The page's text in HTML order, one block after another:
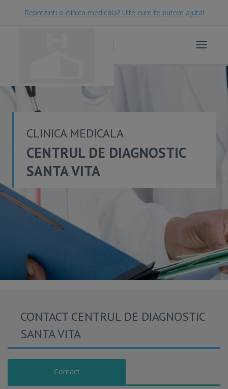
Reprezinti o clinica medicala? Uite cum te putem ajuta!
Toggle
CLINICA MEDICALA
CENTRUL DE DIAGNOSTIC
SANTA VITA
CONTACT CENTRUL DE DIAGNOSTIC
SANTA VITA
Contact